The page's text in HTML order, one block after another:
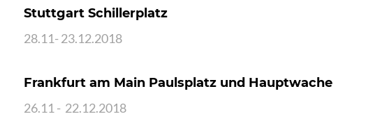
Stuttgart Schillerplatz
28.11- 23.12.2018
Frankfurt am Main Paulsplatz und Hauptwache
26.11 - 22.12.2018